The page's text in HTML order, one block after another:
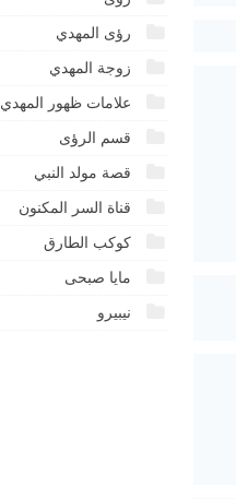
رؤى المهدي
زوجة المهدي
علامات ظهور المهدي
قسم الرؤى
قصة مولد النبي
قناة السر المكنون
كوكب الطارق
مايا صبحى
نيبيرو